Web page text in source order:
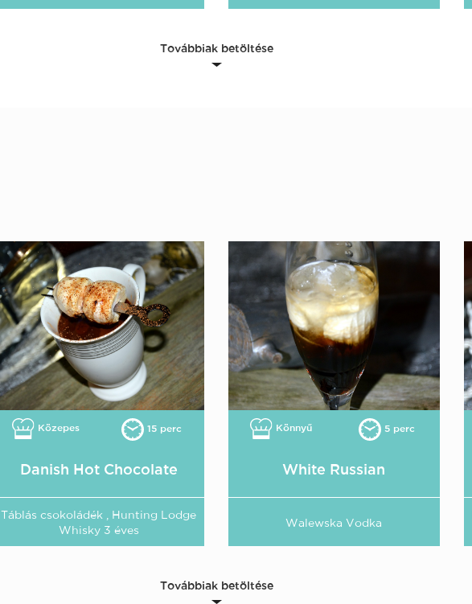
Továbbiak betöltése
Közepes 15 perc
Danish Hot Chocolate
Táblás csokoládék , Hunting Lodge
Whisky 3 éves
Könnyű 5 perc
White Russian
Walewska Vodka
Továbbiak betöltése